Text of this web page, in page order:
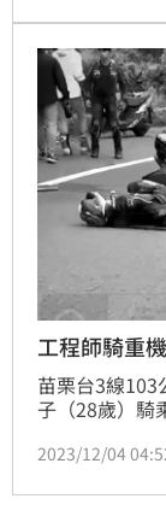
及牙齒斷裂，
行車紀錄器拍
不到人賠」
工程師騎重
苗栗台3線103
子（28歲）騎
機車友分享事
話。詳細的事
2023/12/04